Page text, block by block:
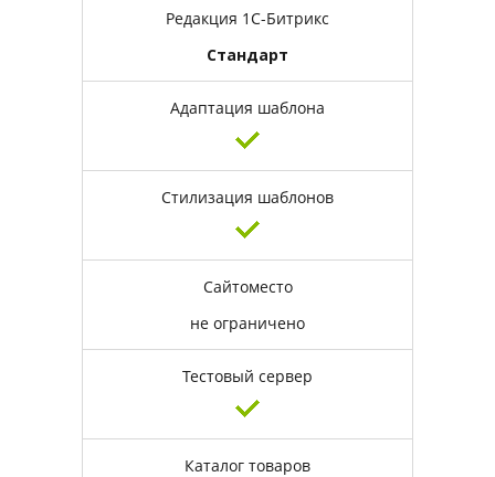
Редакция 1С-Битрикс
Стандарт
Адаптация шаблона
Стилизация шаблонов
Сайтоместо
не ограничено
Тестовый сервер
Каталог товаров